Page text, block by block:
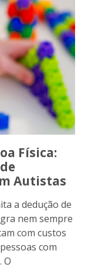
Física:
Autistas
a dedução de
nem sempre
com custos
com
O